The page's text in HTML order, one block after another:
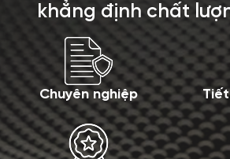
khẳng định chất
Chuyên nghiệp